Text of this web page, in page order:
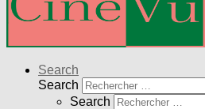
Search
Search
Search